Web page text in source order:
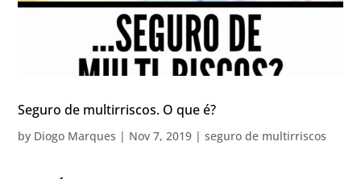
Seguro de multirriscos. O que é?
by Diogo Marques | Nov 7, 2019 |seguro de multirriscos